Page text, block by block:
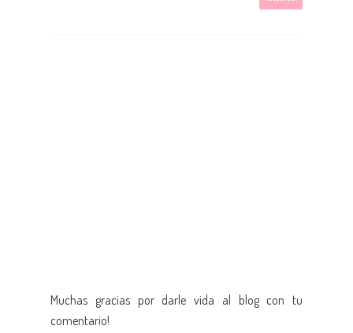
Muchas gracias por darle vida al blog con tu
comentario!